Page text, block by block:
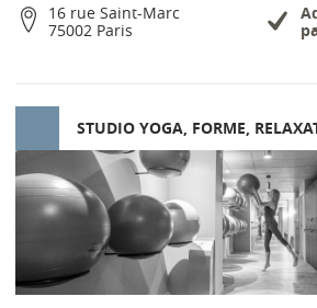
16 rue Saint-Marc
75002 Paris
STUDIO YOGA, FORME,